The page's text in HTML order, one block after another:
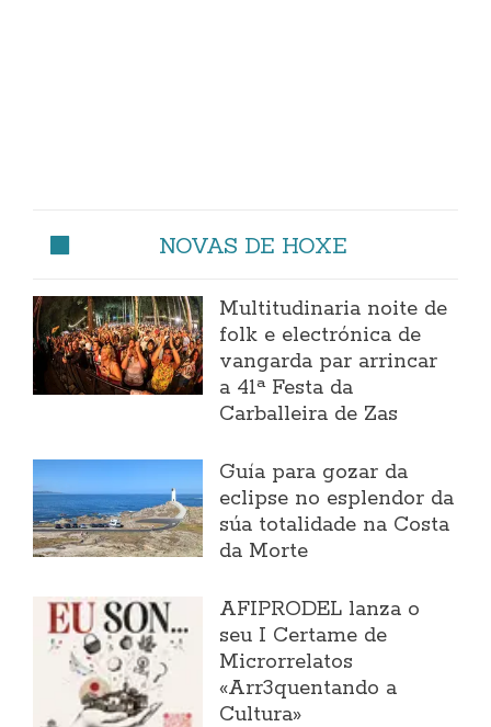
NOVAS DE HOXE
Multitudinaria noite de
folk e electrónica de
vangarda par arrincar
a 41ª Festa da
Carballeira de Zas
Guía para gozar da
eclipse no esplendor da
súa totalidade na Costa
da Morte
AFIPRODEL lanza o
seu I Certame de
Microrrelatos
«Arr3quentando a
Cultura»